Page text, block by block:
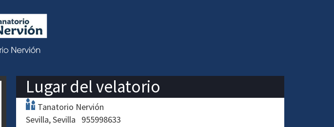
Lugar del velatorio
Tanatorio Nervión
Sevilla Sevilla
955998633